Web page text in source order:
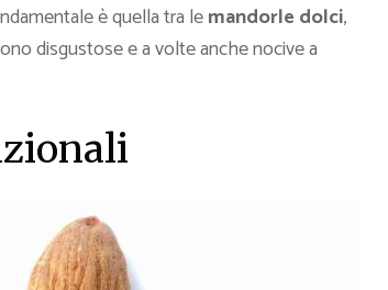
è quella tra lemandorle dolci,
disgustose e a volte anche nocive a